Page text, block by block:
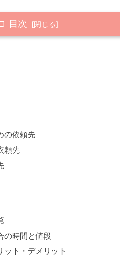
目次
の依頼先
頼先
の時間と値段
ット・デメリット